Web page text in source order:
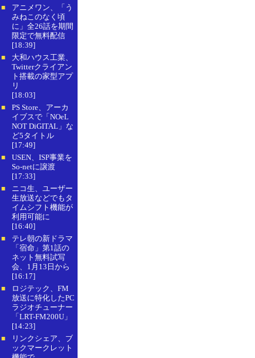
■
アニメワン、「う
みねこのなく頃
に」全26話を期間
限定で無料配信
[18:39]
■
大和ハウス工業、
Twitterクライアン
ト搭載の家型アプ
リ
[18:03]
■
PS Store、アーカ
イブスで「NOeL
NOT DiGITAL」な
ど5タイトル
[17:49]
■
USEN、ISP事業を
So-netに譲渡
[17:33]
■
ニコ生、ユーザー
生放送などでもタ
イムシフト機能が
利用可能に
[16:40]
■
テレ朝の新ドラマ
「宿命」第1話の
ネット無料試写
会、1月13日から
[16:17]
■
ロジテック、FM
放送に特化したPC
ラジオチューナー
「LRT-FM200U」
[14:23]
■
リンクシェア、ブ
ックマークレット